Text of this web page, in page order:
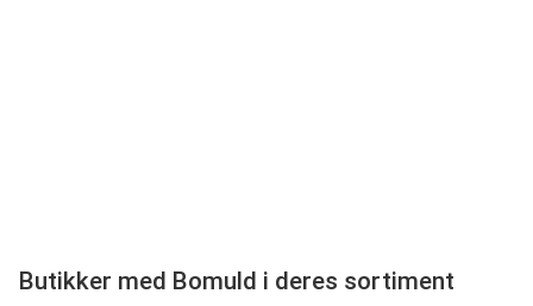
Butikker med Bomuld i deres sortiment